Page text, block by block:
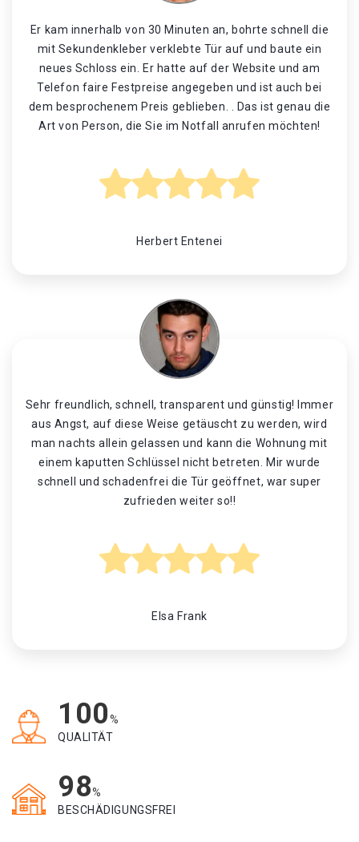
Er kam innerhalb von 30 Minuten an, bohrte schnell die
mit Sekundenkleber verklebte Tür auf und baute ein
neues Schloss ein. Er hatte auf der Website und am
Telefon faire Festpreise angegeben und ist auch bei
dem besprochenem Preis geblieben. . Das ist genau die
Art von Person, die Sie im Notfall anrufen möchten!
Herbert Entenei
Sehr freundlich, schnell, transparent und günstig! Immer
aus Angst, auf diese Weise getäuscht zu werden, wird
man nachts allein gelassen und kann die Wohnung mit
einem kaputten Schlüssel nicht betreten. Mir wurde
schnell und schadenfrei die Tür geöffnet, war super
zufrieden weiter so!!
Elsa Frank
100%
QUALITÄT
98%
BESCHÄDIGUNGSFREI